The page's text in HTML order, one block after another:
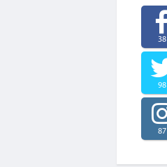
38
98
87